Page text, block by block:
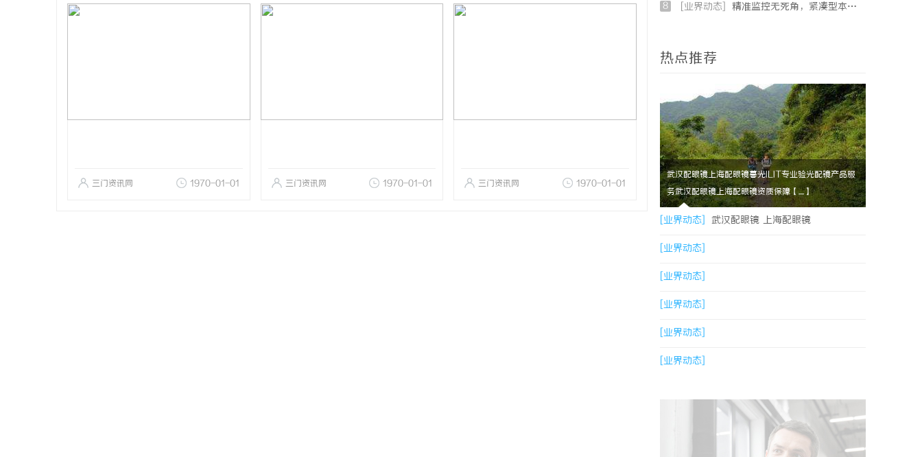
三门资讯网 1970-01-01 三门资讯网 1970-01-01 三门资讯网 1970-01-01
8 [业界动态] 精准监控无死角，紧凑型本安球机赋能安全管理
热点推荐
武汉配眼镜上海配眼镜暮光ILIT专业验光配镜产品服
务武汉配眼镜上海配眼镜资质保障【....】
[业界动态] 武汉配眼镜 上海配眼镜
[业界动态]
[业界动态]
[业界动态]
[业界动态]
[业界动态]